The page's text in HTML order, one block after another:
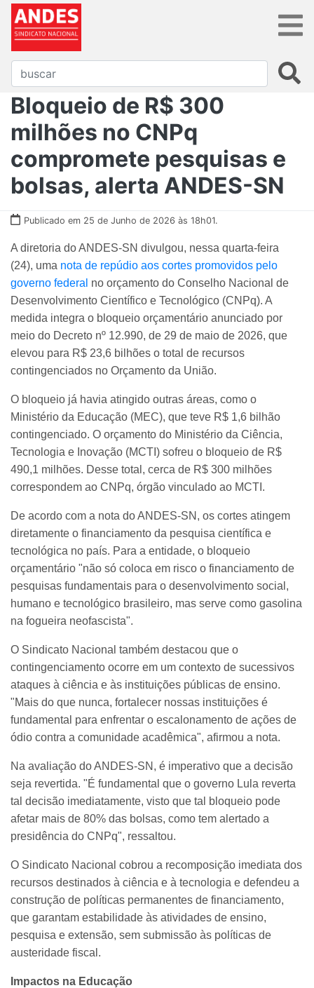
Bloqueio de R$ 300
milhões no CNPq
compromete pesquisas e
bolsas, alerta ANDES-SN
Publicado em 25 de Junho de 2026 às 18h01.
A diretoria do ANDES-SN divulgou, nessa quarta-feira
(24), uma nota de repúdio aos cortes promovidos pelo
governo federal no orçamento do Conselho Nacional de
Desenvolvimento Científico e Tecnológico (CNPq). A
medida integra o bloqueio orçamentário anunciado por
meio do Decreto nº 12.990, de 29 de maio de 2026, que
elevou para R$ 23,6 bilhões o total de recursos
contingenciados no Orçamento da União.
O bloqueio já havia atingido outras áreas, como o
Ministério da Educação (MEC), que teve R$ 1,6 bilhão
contingenciado. O orçamento do Ministério da Ciência,
Tecnologia e Inovação (MCTI) sofreu o bloqueio de R$
490,1 milhões. Desse total, cerca de R$ 300 milhões
correspondem ao CNPq, órgão vinculado ao MCTI.
De acordo com a nota do ANDES-SN, os cortes atingem
diretamente o financiamento da pesquisa científica e
tecnológica no país. Para a entidade, o bloqueio
orçamentário "não só coloca em risco o financiamento de
pesquisas fundamentais para o desenvolvimento social,
humano e tecnológico brasileiro, mas serve como gasolina
na fogueira neofascista".
O Sindicato Nacional também destacou que o
contingenciamento ocorre em um contexto de sucessivos
ataques à ciência e às instituições públicas de ensino.
"Mais do que nunca, fortalecer nossas instituições é
fundamental para enfrentar o escalonamento de ações de
ódio contra a comunidade acadêmica", afirmou a nota.
Na avaliação do ANDES-SN, é imperativo que a decisão
seja revertida. "É fundamental que o governo Lula reverta
tal decisão imediatamente, visto que tal bloqueio pode
afetar mais de 80% das bolsas, como tem alertado a
presidência do CNPq", ressaltou.
O Sindicato Nacional cobrou a recomposição imediata dos
recursos destinados à ciência e à tecnologia e defendeu a
construção de políticas permanentes de financiamento,
que garantam estabilidade às atividades de ensino,
pesquisa e extensão, sem submissão às políticas de
austeridade fiscal.
Impactos na Educação